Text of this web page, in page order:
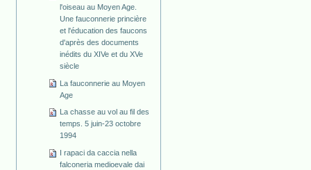
l'oiseau au Moyen Age.
Une fauconnerie princière
et l'éducation des faucons
d'après des documents
inédits du XIVe et du XVe
siècle
La fauconnerie au Moyen
Age
La chasse au vol au fil des
temps. 5 juin-23 octobre
1994
I rapaci da caccia nella
falconeria medioevale dai